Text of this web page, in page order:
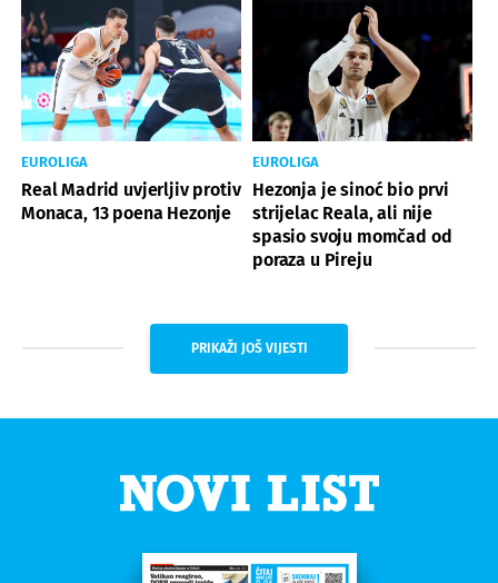
EUROLIGA
Real Madrid uvjerljiv protiv
Monaca, 13 poena Hezonje
EUROLIGA
Hezonja je sinoć bio prvi
strijelac Reala, ali nije
spasio svoju momčad od
poraza u Pireju
PRIKAŽI JOŠ VIJESTI